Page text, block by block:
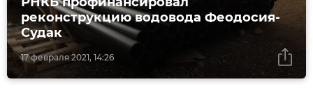
17 февраля 2021, 14:26
реконструкцию водовода Феодосия-
Судак